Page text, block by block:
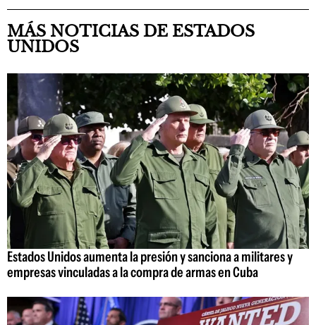
MÁS NOTICIAS DE ESTADOS
UNIDOS
Estados Unidos aumenta la presión y sanciona a militares y
empresas vinculadas a la compra de armas en Cuba